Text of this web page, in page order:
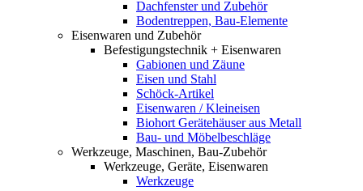
Dachfenster und Zubehör
Bodentreppen, Bau-Elemente
Eisenwaren und Zubehör
Befestigungstechnik + Eisenwaren
Gabionen und Zäune
Eisen und Stahl
Schöck-Artikel
Eisenwaren / Kleineisen
Biohort Gerätehäuser aus Metall
Bau- und Möbelbeschläge
Werkzeuge, Maschinen, Bau-Zubehör
Werkzeuge, Geräte, Eisenwaren
Werkzeuge